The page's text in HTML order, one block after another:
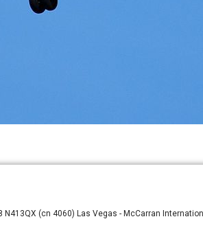
N413QX (cn 4060) Las Vegas - McCarran